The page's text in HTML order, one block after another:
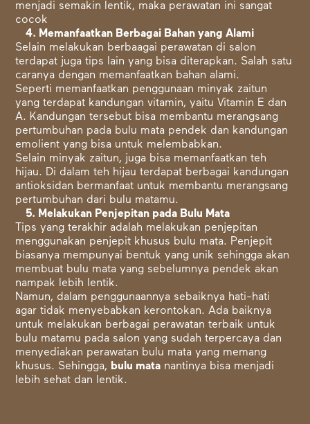
menjadi semakin lentik, maka perawatan ini sangat
cocok
4. Memanfaatkan Berbagai Bahan yang Alami
Selain melakukan berbaagai perawatan di salon
terdapat juga tips lain yang bisa diterapkan. Salah satu
caranya dengan memanfaatkan bahan alami.
Seperti memanfaatkan penggunaan minyak zaitun
yang terdapat kandungan vitamin, yaitu Vitamin E dan
A. Kandungan tersebut bisa membantu merangsang
pertumbuhan pada bulu mata pendek dan kandungan
emolient yang bisa untuk melembabkan.
Selain minyak zaitun, juga bisa memanfaatkan teh
hijau. Di dalam teh hijau terdapat berbagai kandungan
antioksidan bermanfaat untuk membantu merangsang
pertumbuhan dari bulu matamu.
5. Melakukan Penjepitan pada Bulu Mata
Tips yang terakhir adalah melakukan penjepitan
menggunakan penjepit khusus bulu mata. Penjepit
biasanya mempunyai bentuk yang unik sehingga akan
membuat bulu mata yang sebelumnya pendek akan
nampak lebih lentik.
Namun, dalam penggunaannya sebaiknya hati-hati
agar tidak menyebabkan kerontokan. Ada baiknya
untuk melakukan berbagai perawatan terbaik untuk
bulu matamu pada salon yang sudah terpercaya dan
menyediakan perawatan bulu mata yang memang
khusus. Sehingga, bulu mata nantinya bisa menjadi
lebih sehat dan lentik.